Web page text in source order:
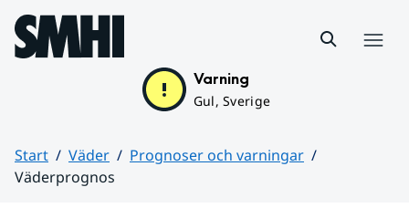
Hoppa till sidans innehåll
Varning
Gul, Sverige
Start Väder
Prognoser och varningar
Väderprognos